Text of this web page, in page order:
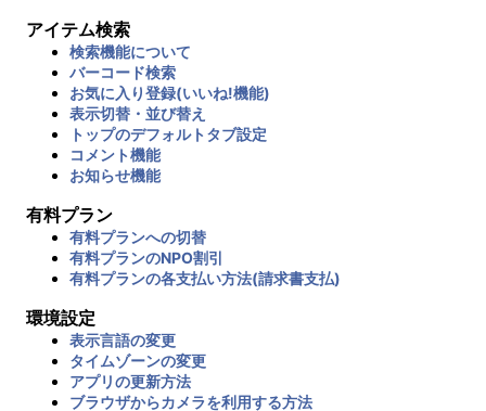
アイテム検索
検索機能について
バーコード検索
お気に入り登録(いいね!機能)
表示切替・並び替え
トップのデフォルトタブ設定
コメント機能
お知らせ機能
有料プラン
有料プランへの切替
有料プランのNPO割引
有料プランの各支払い方法(請求書支払)
環境設定
表示言語の変更
タイムゾーンの変更
アプリの更新方法
ブラウザからカメラを利用する方法